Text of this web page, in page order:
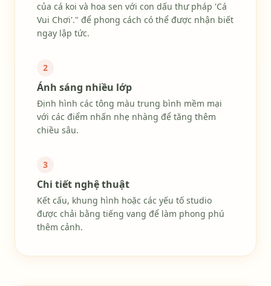
của cá koi và hoa sen với con dấu thư pháp 'Cá
Vui Chơi'." để phong cách có thể được nhận biết
ngay lập tức.
2
Ánh sáng nhiều lớp
Định hình các tông màu trung bình mềm mại
với các điểm nhấn nhẹ nhàng để tăng thêm
chiều sâu.
3
Chi tiết nghệ thuật
Kết cấu, khung hình hoặc các yếu tố studio
được chải bằng tiếng vang để làm phong phú
thêm cảnh.